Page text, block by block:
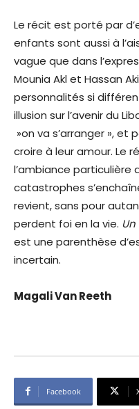
Le récit est porté par
enfants sont aussi à
vague que dans
Mounia Akl et Hassan
personnalités si
illusion sur l’avenir du
»on va s’arranger », et
croire à leur amour. Le
l’ambiance particulière
catastrophes
revient, sans pour
perdent foi en la vie.
est une parenthèse
incertain.
Magali Van Reeth
Facebook